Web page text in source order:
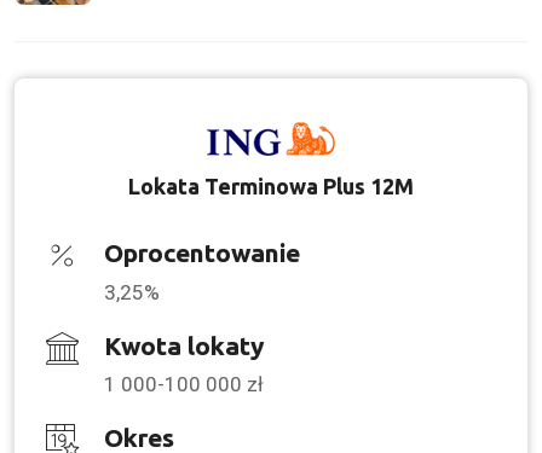
Lokata Terminowa Plus 12M
Oprocentowanie
3,25%
Kwota lokaty
1 000-100 000 zł
Okres